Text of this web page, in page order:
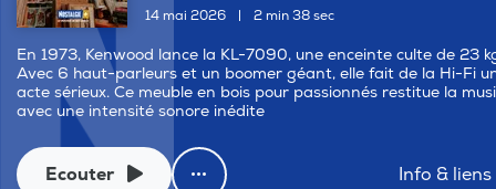
14 mai 2026 2 min 38 sec
En 1973, Kenwood lance la KL-7090, une enceinte culte de 23
Avec 6 haut-parleurs et un boomer géant, elle fait de la Hi-Fi
acte sérieux. Ce meuble en bois pour passionnés restitue la
avec une intensité sonore inédite
Ecouter Info & liens